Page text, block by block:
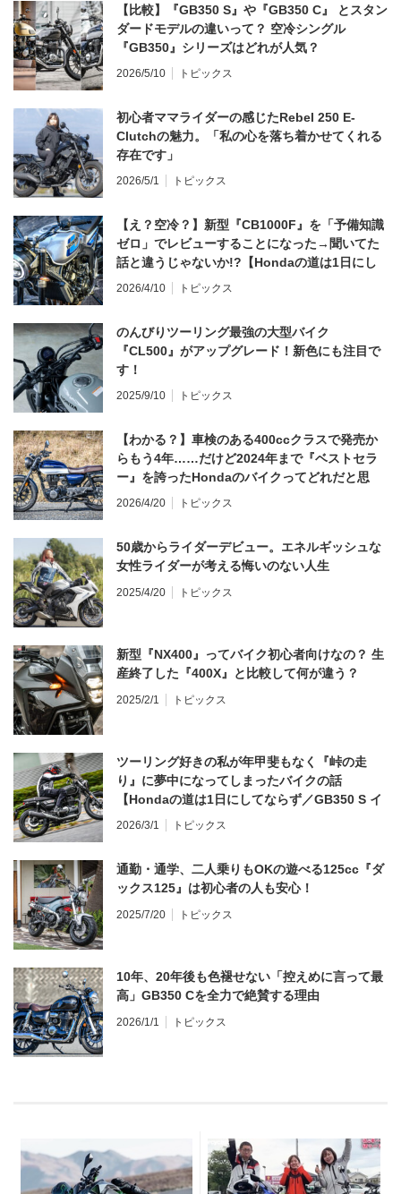
【比較】『GB350 S』や『GB350 C』 とスタン
ダードモデルの違いって？ 空冷シングル
『GB350』シリーズはどれが人気？
2026/5/10 トピックス
初心者ママライダーの感じたRebel 250 E-
Clutchの魅力。「私の心を落ち着かせてくれる
存在です」
2026/5/1 トピックス
【え？空冷？】新型『CB1000F』を「予備知識
ゼロ」でレビューすることになった→聞いてた
話と違うじゃないか!?【Hondaの道は1日にし
てならず／CB1000F ①第一印象 編】
2026/4/10 トピックス
のんびりツーリング最強の大型バイク
『CL500』がアップグレード！新色にも注目で
す！
2025/9/10 トピックス
【わかる？】車検のある400ccクラスで発売か
らもう4年……だけど2024年まで『ベストセラ
ー』を誇ったHondaのバイクってどれだと思
う？
2026/4/20 トピックス
50歳からライダーデビュー。エネルギッシュな
女性ライダーが考える悔いのない人生
2025/4/20 トピックス
新型『NX400』ってバイク初心者向けなの？ 生
産終了した『400X』と比較して何が違う？
2025/2/1 トピックス
ツーリング好きの私が年甲斐もなく『峠の走
り』に夢中になってしまったバイクの話
【Hondaの道は1日にしてならず／GB350 S イ
ンプレ・レビュー 前編】
2026/3/1 トピックス
通勤・通学、二人乗りもOKの遊べる125cc『ダ
ックス125』は初心者の人も安心！
2025/7/20 トピックス
10年、20年後も色褪せない「控えめに言って最
高」GB350 Cを全力で絶賛する理由
2026/1/1 トピックス